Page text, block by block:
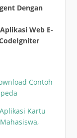
Dengan
Web E-
Contoh
Kartu